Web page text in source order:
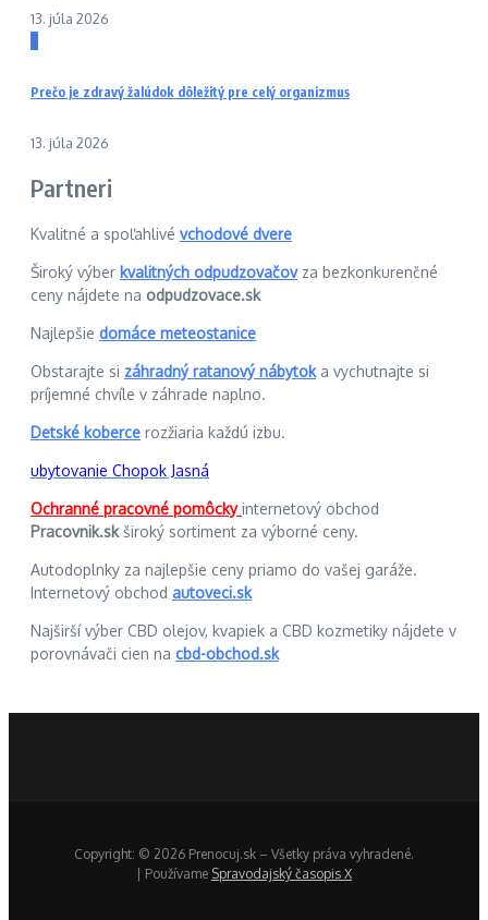
13. júla 2026
3
Prečo je zdravý žalúdok dôležitý pre celý organizmus
13. júla 2026
Partneri
Kvalitné a spoľahlivé vchodové dvere
Široký výber kvalitných odpudzovačovza bezkonkurenčné
ceny nájdete na odpudzovace.sk
Najlepšie domáce meteostanice
Obstarajte si záhradný ratanový nábytoka vychutnajte si
príjemné chvíle v záhrade naplno.
Detské koberce rozžiaria každú izbu.
ubytovanie Chopok Jasná
Ochranné pracovné pomôckyinternetový obchod
Pracovnik.skširoký sortiment za výborné ceny.
Autodoplnky za najlepšie ceny priamo do vašej garáže.
Internetový obchod autoveci.sk
Najširší výber CBD olejov, kvapiek a CBD kozmetiky nájdete v
porovnávači cien na cbd-obchod.sk
Copyright: © 2026 Prenocuj.sk – Všetky práva vyhradené.
| Používame Spravodajský časopis X